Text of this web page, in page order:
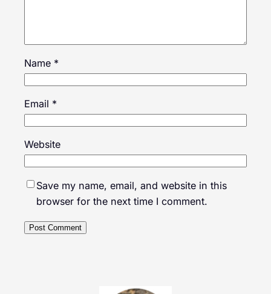
Name *
Email *
Website
Save my name, email, and website in this
browser for the next time I comment.